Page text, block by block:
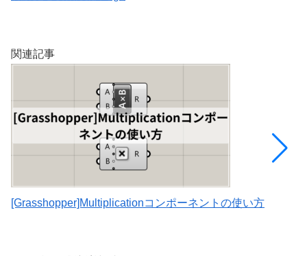
関連記事
[Grasshopper]Multiplicationコンポーネントの使い方